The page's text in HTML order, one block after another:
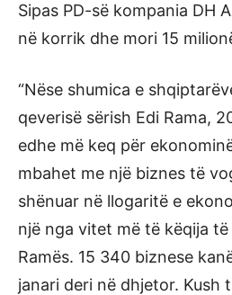
Sipas PD-së kompania DH
në korrik dhe mori 15
“Nëse shumica e
qeverisë sërish Edi Rama,
edhe më keq për
mbahet me një biznes të
shënuar në llogaritë e
një nga vitet më të këqija të
Ramës. 15 340 biznese
janari deri në dhjetor. Kush